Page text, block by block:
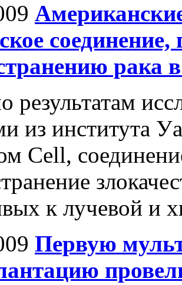
рака
результатам
из института
Cell,
к лучевой и
Первую